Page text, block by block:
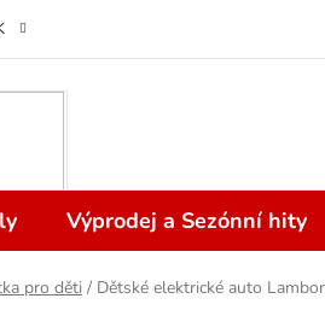
do 14 dní
Výprodej a Sezónní hity
pro děti / Dětské elektrické auto